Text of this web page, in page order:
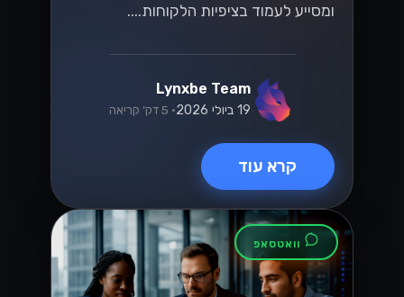
ומסייע לעמוד בציפיות הלקוחות....
Lynxbe Team
19 ביולי 2026 • 5 דק׳ קריאה
קרא עוד
וואטסאפ